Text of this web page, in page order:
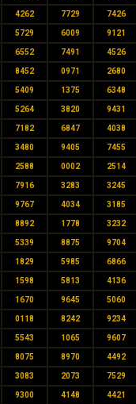
4262 7729 7426
5729 6009 9121
6552 7491 4526
8452 0971 2680
5409 1375 6348
5264 3820 9431
7182 6847 4038
3480 9405 7455
2588 0002 2514
7916 3283 3245
9767 4034 3185
8892 1778 3232
5339 8875 9704
1829 5985 6866
1598 5813 4136
1670 9645 5060
0118 8242 9234
5543 1065 9607
8075 8970 4492
3083 2073 7529
9300 4148 4421